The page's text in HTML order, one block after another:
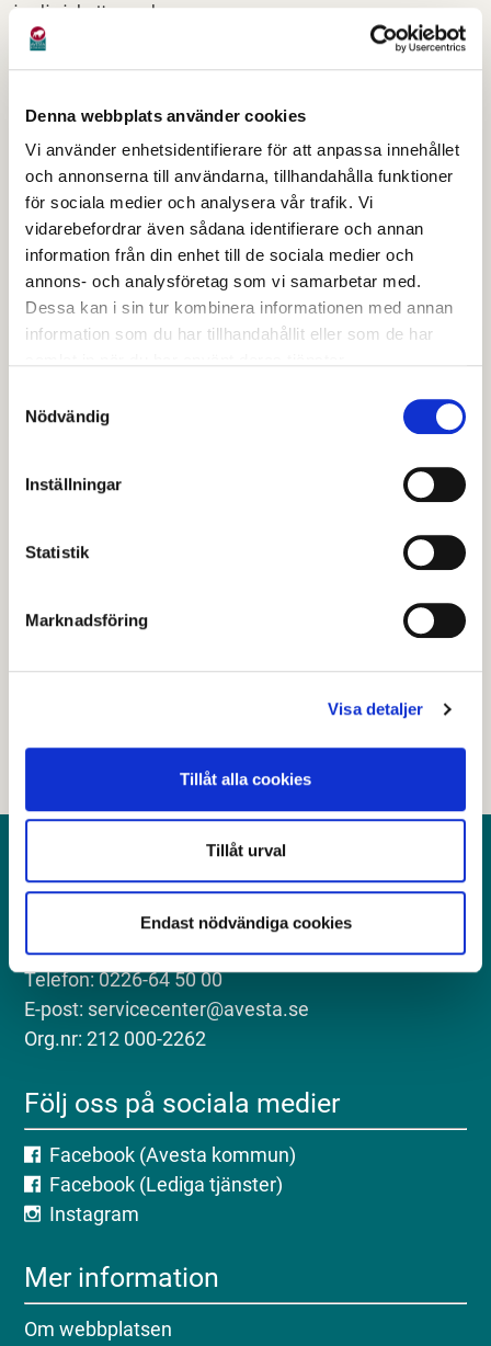
Denna webbplats använder cookies
Vi använder enhetsidentifierare för att anpassa innehållet
och annonserna till användarna, tillhandahålla funktioner
för sociala medier och analysera vår trafik. Vi
vidarebefordrar även sådana identifierare och annan
information från din enhet till de sociala medier och
annons- och analysföretag som vi samarbetar med.
Dessa kan i sin tur kombinera informationen med annan
information som du har tillhandahållit eller som de har
Nödvändig
Inställningar
Statistik
Marknadsföring
Visa detaljer
Tillåt alla cookies
Tillåt urval
Endast nödvändiga cookies
individnämnd.
Individnämnden beslutar i ärenden som avser
omsorg samt yttrande till andra myndigheter i
ärenden som rör enskilda. Med myndighetsutövning
mot enskilda menas att för enskild part besluta om
förmån, rättighet, skyldighet eller annat jämförbart
förhållande för enskild. Individnämnden har antagit
en delegationsordning för sin verksamhet.
Sök namn och kontaktuppgifter
09 april 2026
Hjälpte den här informationen dig?
Nej
Postadress: Avesta kommun, 774 81 Avesta
Besöksadress: Kungsgatan 18, Avesta
Telefon: 0226-64 50 00
E-post: servicecenter@avesta.se
Org.nr: 212 000-2262
Följ oss på sociala medier
Facebook (Avesta kommun)
Facebook (Lediga tjänster)
Instagram
Mer information
Om webbplatsen